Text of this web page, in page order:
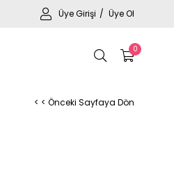
Üye Girişi Üye Ol
0
< < Önceki Sayfaya Dön